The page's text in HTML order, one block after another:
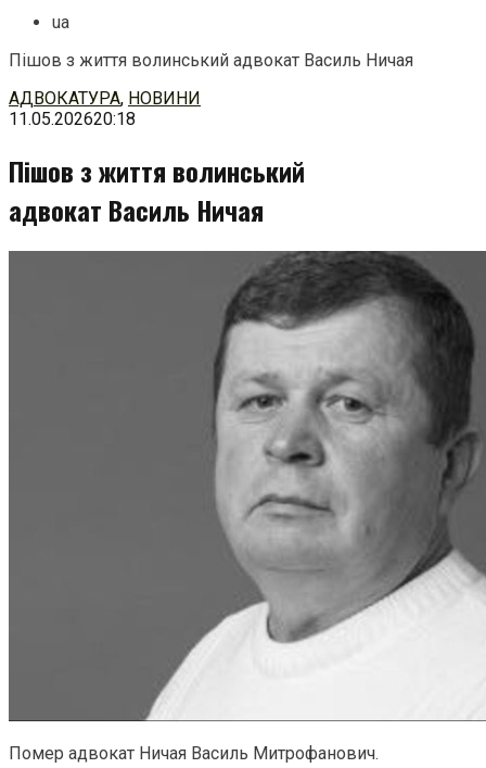
ua
Пішов з життя волинський адвокат Василь Ничая
Перейти
до
АДВОКАТУРА, НОВИНИ
11.05.202620:18
Пішов з життя волинський
адвокат Василь Ничая
Помер адвокат Ничая Василь Митрофанович.